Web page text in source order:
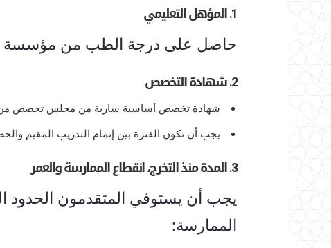
1. المؤهل التعليمي
حاصل على درجة الطب من مؤسسة
2. شهادة التخصص
شهادة تخصص أساسية سارية من مجلس تخصص من
يجب أن تكون الفترة بين إتمام التدريب المقيم
3. المدة منذ التخرج، انقطاع الممارسة والعمر
يجب أن يستوفي المتقدمون الحدود
الممارسة: